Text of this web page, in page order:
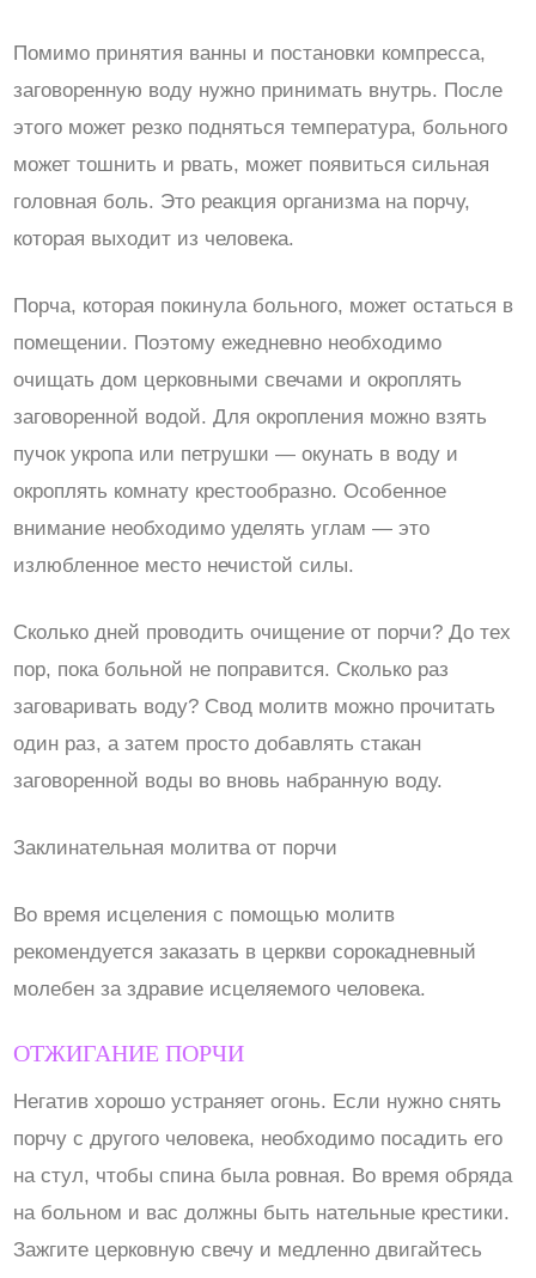
Помимо принятия ванны и постановки компресса,
заговоренную воду нужно принимать внутрь. После
этого может резко подняться температура, больного
может тошнить и рвать, может появиться сильная
головная боль. Это реакция организма на порчу,
которая выходит из человека.
Порча, которая покинула больного, может остаться в
помещении. Поэтому ежедневно необходимо
очищать дом церковными свечами и окроплять
заговоренной водой. Для окропления можно взять
пучок укропа или петрушки — окунать в воду и
окроплять комнату крестообразно. Особенное
внимание необходимо уделять углам — это
излюбленное место нечистой силы.
Сколько дней проводить очищение от порчи? До тех
пор, пока больной не поправится. Сколько раз
заговаривать воду? Свод молитв можно прочитать
один раз, а затем просто добавлять стакан
заговоренной воды во вновь набранную воду.
Заклинательная молитва от порчи
Во время исцеления с помощью молитв
рекомендуется заказать в церкви сорокадневный
молебен за здравие исцеляемого человека.
ОТЖИГАНИЕ ПОРЧИ
Негатив хорошо устраняет огонь. Если нужно снять
порчу с другого человека, необходимо посадить его
на стул, чтобы спина была ровная. Во время обряда
на больном и вас должны быть нательные крестики.
Зажгите церковную свечу и медленно двигайтесь